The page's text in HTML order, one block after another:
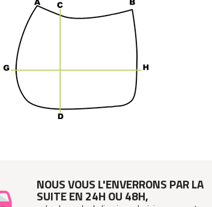
NOUS VOUS L'ENVERRONS PAR LA
SUITE EN 24H OU 48H,